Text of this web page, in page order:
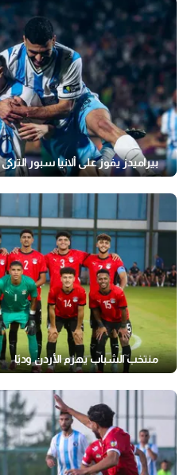
بيراميدز يفوز على ألانيا سبور التركي
منتخب الشباب يهزم الأردن وديًا